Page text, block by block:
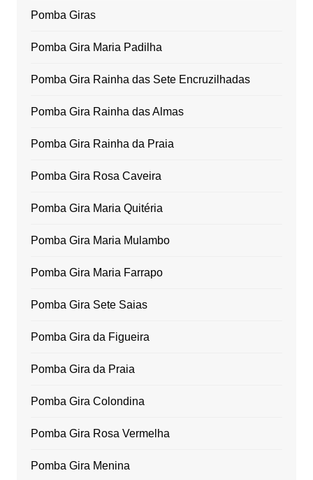
Pomba Giras
Pomba Gira Maria Padilha
Pomba Gira Rainha das Sete Encruzilhadas
Pomba Gira Rainha das Almas
Pomba Gira Rainha da Praia
Pomba Gira Rosa Caveira
Pomba Gira Maria Quitéria
Pomba Gira Maria Mulambo
Pomba Gira Maria Farrapo
Pomba Gira Sete Saias
Pomba Gira da Figueira
Pomba Gira da Praia
Pomba Gira Colondina
Pomba Gira Rosa Vermelha
Pomba Gira Menina